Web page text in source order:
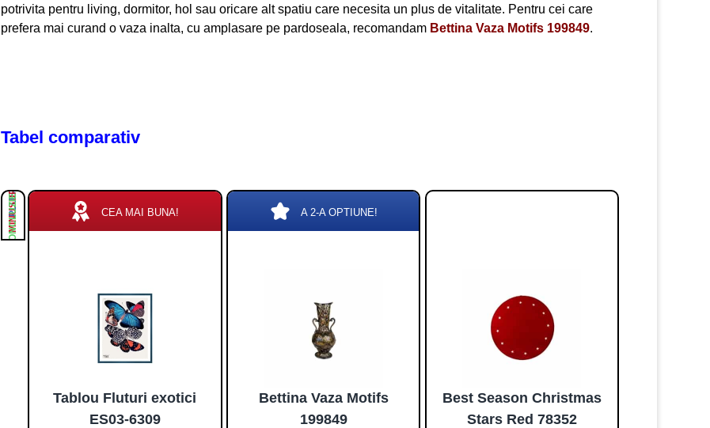
potrivita pentru living, dormitor, hol sau oricare alt spatiu care necesita un plus de vitalitate. Pentru cei care
prefera mai curand o vaza inalta, cu amplasare pe pardoseala, recomandam Bettina Vaza Motifs 199849.
Tabel comparativ
PLUSURI
MINUSURI
CONCLUZIE CEA MAI BUNA!
Tablou Fluturi exotici
ES03-6309
A 2-A OPTIUNE!
Bettina Vaza Motifs
199849
Best Season Christmas
Stars Red 78352